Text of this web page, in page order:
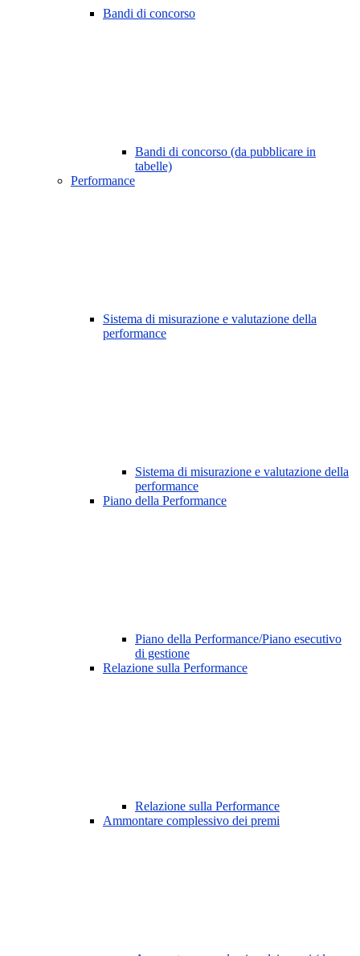
Bandi di concorso
Bandi di concorso (da pubblicare in
tabelle)
Performance
Sistema di misurazione e valutazione della
performance
Sistema di misurazione e valutazione della
performance
Piano della Performance
Piano della Performance/Piano esecutivo
di gestione
Relazione sulla Performance
Relazione sulla Performance
Ammontare complessivo dei premi